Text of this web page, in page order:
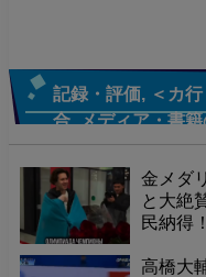
記録・評価, ＜カ
合,メディア・書籍
金メダ
と大絶
民納得
高橋大